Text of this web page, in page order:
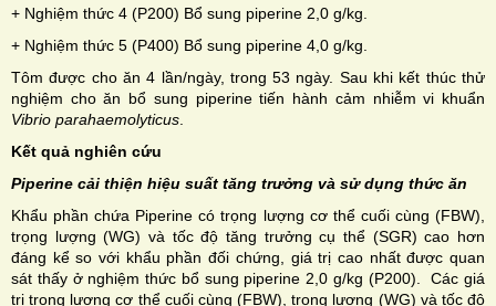
+ Nghiệm thức 4 (P200) Bổ sung piperine 2,0 g/kg.
+ Nghiệm thức 5 (P400) Bổ sung piperine 4,0 g/kg.
Tôm được cho ăn 4 lần/ngày, trong 53 ngày. Sau khi kết thúc thử
nghiệm cho ăn bổ sung piperine tiến hành cảm nhiễm vi khuẩn
Vibrio parahaemolyticus
Kết quả nghiên cứu
Piperine cải thiện hiệu suất tăng trưởng và sử dụng thức ăn
Khẩu phần chứa Piperine có trọng lượng cơ thể cuối cùng (FBW),
trọng lượng (WG) và tốc độ tăng trưởng cụ thể (SGR) cao hơn
đáng kể so với khẩu phần đối chứng, giá trị cao nhất được quan
sát thấy ở nghiệm thức bổ sung piperine 2,0 g/kg (P200). Các giá
trị trọng lượng cơ thể cuối cùng (FBW), trọng lượng (WG) và tốc độ